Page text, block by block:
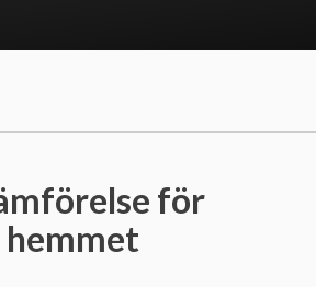
för